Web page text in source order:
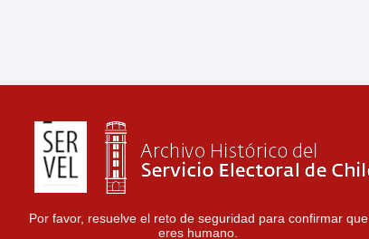
Por favor, resuelve el reto de seguridad para confirmar que
eres humano.